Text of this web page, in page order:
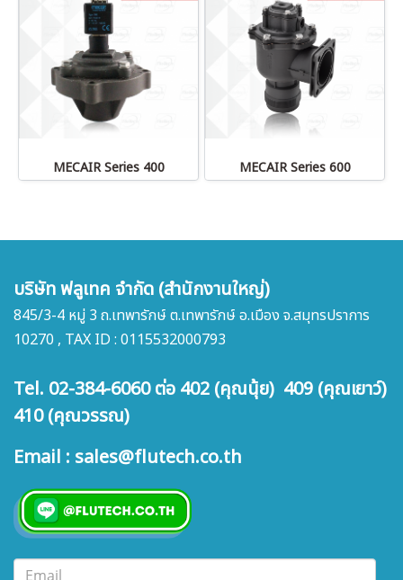
MECAIR Series 400 MECAIR Series 600
บริษัท ฟลูเทค จำกัด (สำนักงานใหญ่)
845/3-4 หมู่ 3 ถ.เทพารักษ์ ต.เทพารักษ์ อ.เมือง จ.สมุทรปราการ
10270 , TAX ID : 0115532000793
Tel. 02-384-6060 ต่อ 402 (คุณนุ้ย) 409 (คุณเยาว์)
410 (คุณวรรณ)
Email : sales@flutech.co.th